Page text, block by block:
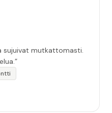
sujuivat mutkattomasti.